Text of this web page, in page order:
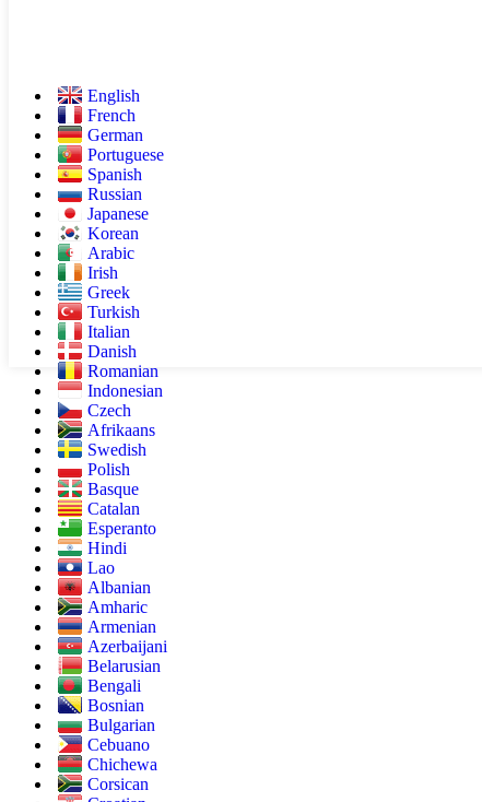
English
French
German
Portuguese
Spanish
Russian
Japanese
Korean
Arabic
Irish
Greek
Turkish
Italian
Danish
Romanian
Indonesian
Czech
Afrikaans
Swedish
Polish
Basque
Catalan
Esperanto
Hindi
Lao
Albanian
Amharic
Armenian
Azerbaijani
Belarusian
Bengali
Bosnian
Bulgarian
Cebuano
Chichewa
Corsican